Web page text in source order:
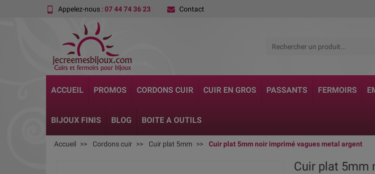
Appelez-nous :07 44 74 36 23 Contact
ACCUEIL PROMOS CORDONS CUIR CUIR EN GROS PASSANTS FERMOIRS
BIJOUX FINIS BLOG BOITE A OUTILS
Accueil Cordons cuir Cuir plat 5mm Cuir plat 5mm noir imprimé vagues metal argent
Cuir plat 5mm